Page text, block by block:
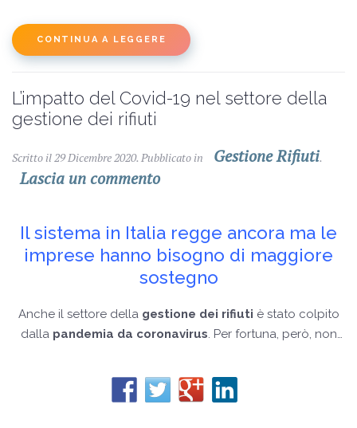
CONTINUA A LEGGERE
L’impatto del Covid-19 nel settore della
gestione dei rifiuti
Scritto il29 Dicembre 2020. Pubblicato in Gestione Rifiuti.
Lascia un commento
Il sistema in Italia regge ancora ma le
imprese hanno bisogno di maggiore
sostegno
Anche il settore della gestione dei rifiuti è stato colpito
dalla pandemia da coronavirus. Per fortuna, però, non